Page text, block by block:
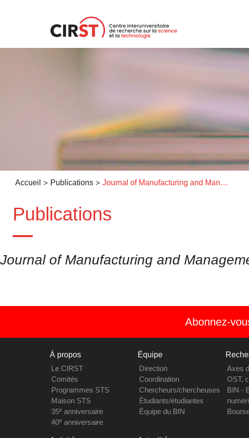
Accueil > Publications > Journal of Manufacturing and Management
Publications
Journal of Manufacturing and
Abonnez-
À propos
Le CIRST
Comités
Programmes STS
Maison STS
35eanniversaire
40eanniversaire
Équipe
Direction
Coordination
Chercheurs/chercheuses
Étudiants/étudiantes
Équipe du BIN
Axes
OST,
BIN -